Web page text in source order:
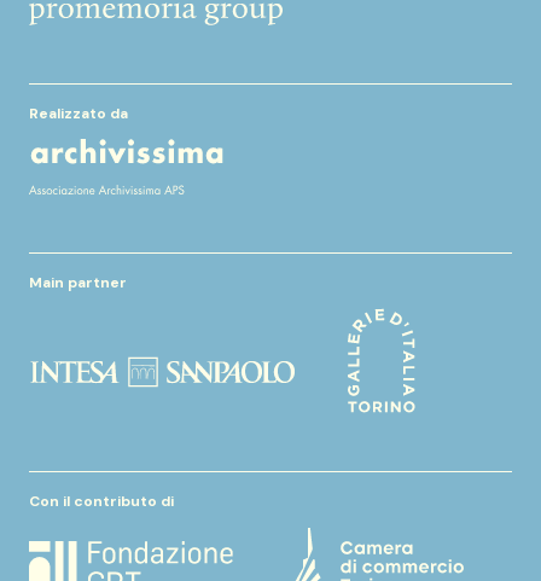
Realizzato da
Main partner
Con il contributo di